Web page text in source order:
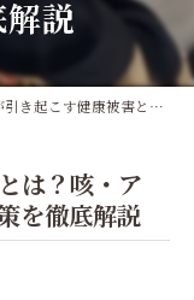
説
健康被害とは？咳・アレルギー・肺炎の原因と対策を徹底解説
は？咳・ア
を徹底解説